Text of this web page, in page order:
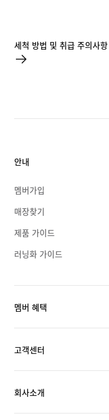
세척 방법 및 취급 주의사항
안내
멤버가입
매장찾기
제품 가이드
러닝화 가이드
멤버 혜택
고객센터
회사소개